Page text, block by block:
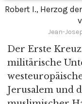
Robert I., Herzog
Jean-
Der Erste
militärische
Jerusalem und